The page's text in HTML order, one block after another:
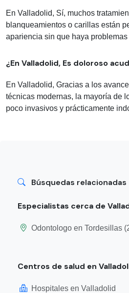
En Valladolid, Sí, muchos
blanqueamientos o carillas están
apariencia sin que haya
¿En Valladolid, Es doloroso
En Valladolid, Gracias a los
técnicas modernas, la mayoría de
poco invasivos y prácticamente
Búsquedas relacionadas
Especialistas cerca de
Odontologo en Tordesillas
Centros de salud en
Hospitales en Valladolid